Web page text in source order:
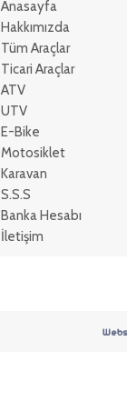
Anasayfa
Hakkımızda
Tüm Araçlar
Ticari Araçlar
ATV
UTV
E-Bike
Motosiklet
Karavan
S.S.S
Banka Hesabı
İletişim